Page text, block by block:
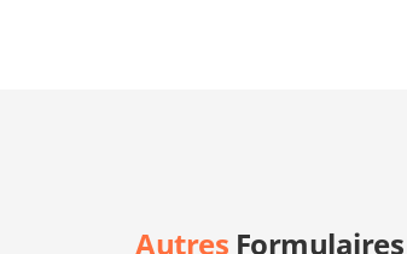
Autres Formulaires